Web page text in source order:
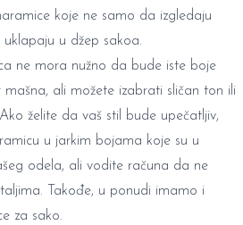
koje ne samo da izgledaju
uklapaju u džep sakoa.
ne mora nužno da bude iste boje
ali možete izabrati sličan ton ili
želite da vaš stil bude upečatljiv,
u jarkim bojama koje su u
odela, ali vodite računa da ne
Takođe, u ponudi imamo i
za sako.